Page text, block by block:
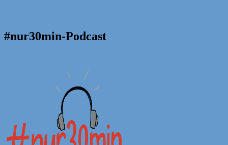
#nur30min-Podcast